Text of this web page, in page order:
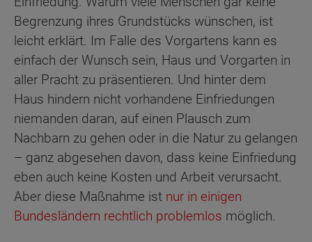
Begrenzung ihres Grundstücks wünschen, ist
leicht erklärt. Im Falle des Vorgartens kann es
einfach der Wunsch sein, Haus und Vorgarten in
aller Pracht zu präsentieren. Und hinter dem
Haus hindern nicht vorhandene Einfriedungen
niemanden daran, auf einen Plausch zum
Nachbarn zu gehen oder in die Natur zu gelangen
– ganz abgesehen davon, dass keine Einfriedung
eben auch keine Kosten und Arbeit verursacht.
Aber diese Maßnahme ist nur in einigen
Bundesländern rechtlich problemlos möglich.